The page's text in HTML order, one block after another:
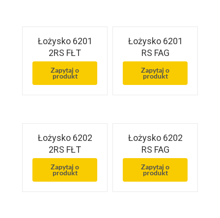
Łożysko 6201
2RS FŁT
Zapytaj o
produkt
Łożysko 6201
RS FAG
Zapytaj o
produkt
Łożysko 6202
2RS FŁT
Zapytaj o
produkt
Łożysko 6202
RS FAG
Zapytaj o
produkt